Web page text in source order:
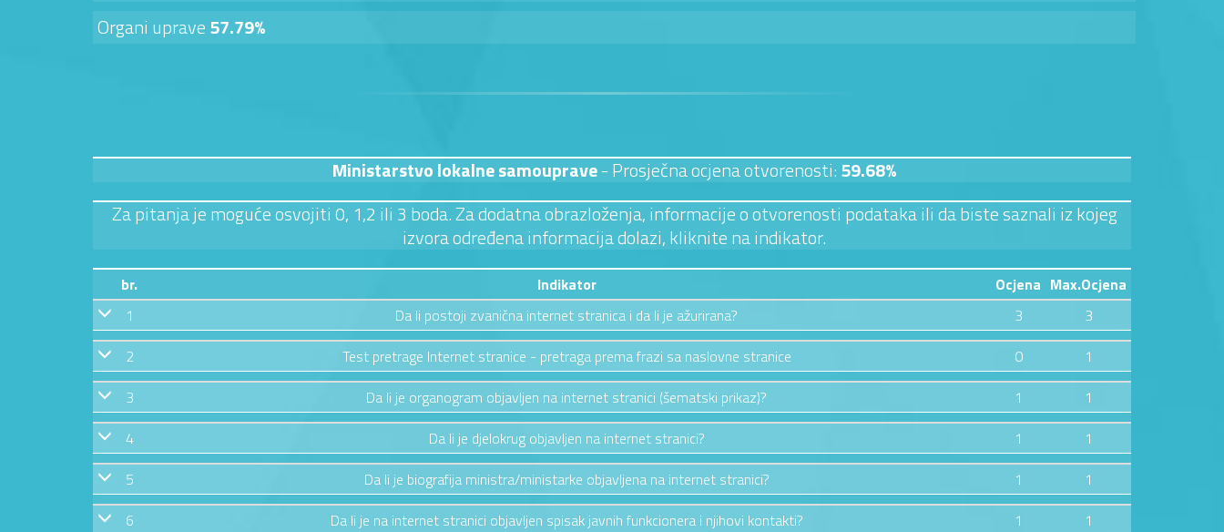
Organi uprave57.79%
Ministarstvo lokalne samouprave- Prosječna ocjena otvorenosti:59.68%
Za pitanja je moguće osvojiti 0, 1,2 ili 3 boda. Za dodatna obrazloženja, informacije o otvorenosti podataka ili da biste saznali iz kojeg
izvora određena informacija dolazi, kliknite na indikator.
br. Indikator Ocjena Max.Ocjena
1
Da li postoji zvanična internet stranica i da li je ažurirana? 3
3
2
Test pretrage Internet stranice - pretraga prema frazi sa naslovne stranice 0
1
3
Da li je organogram objavljen na internet stranici (šematski prikaz)? 1
1
4
Da li je djelokrug objavljen na internet stranici? 1
1
5
Da li je biografija ministra/ministarke objavljena na internet stranici? 1
1
6
Da li je na internet stranici objavljen spisak javnih funkcionera i njihovi kontakti? 1
1